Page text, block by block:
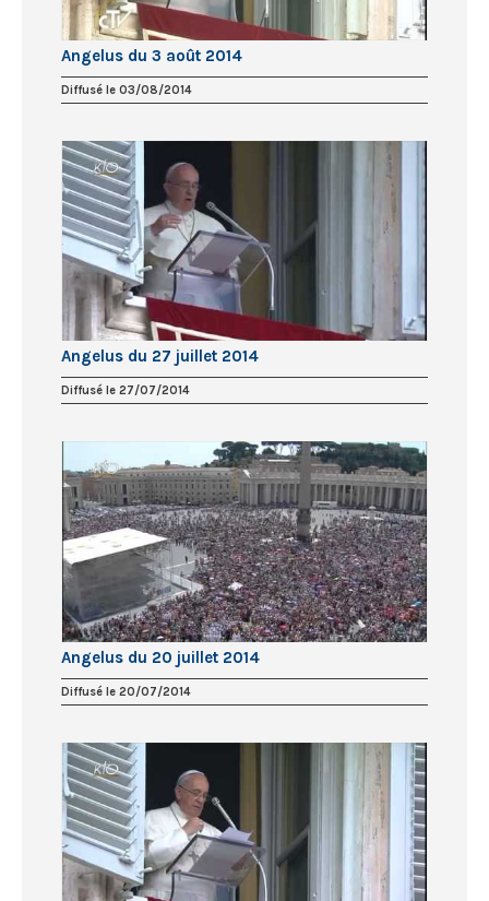
Angelus du 3 août 2014
Diffusé le 03/08/2014
Angelus du 27 juillet 2014
Diffusé le 27/07/2014
Angelus du 20 juillet 2014
Diffusé le 20/07/2014